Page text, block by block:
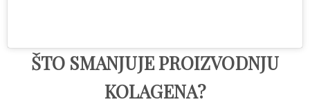
ŠTO SMANJUJE PROIZVODNJU
KOLAGENA?